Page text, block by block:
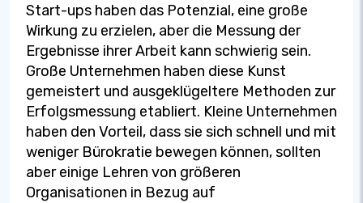
Start-ups haben das Potenzial, eine große
Wirkung zu erzielen, aber die Messung der
Ergebnisse ihrer Arbeit kann schwierig sein.
Große Unternehmen haben diese Kunst
gemeistert und ausgeklügeltere Methoden zur
Erfolgsmessung etabliert. Kleine Unternehmen
haben den Vorteil, dass sie sich schnell und mit
weniger Bürokratie bewegen können, sollten
aber einige Lehren von größeren
Organisationen in Bezug auf